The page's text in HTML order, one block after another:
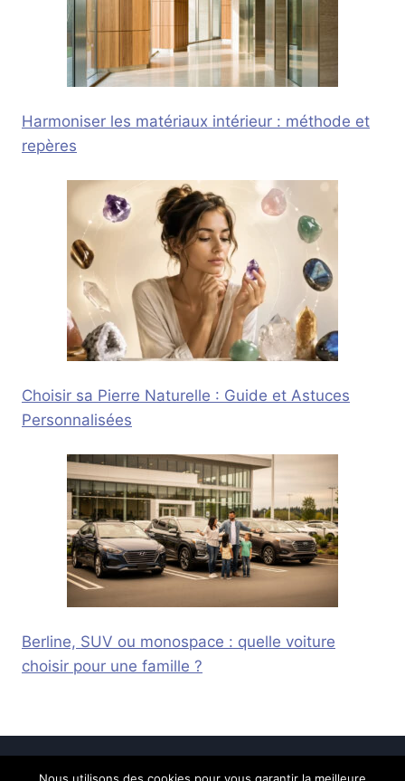
Harmoniser les matériaux intérieur : méthode et
repères
Choisir sa Pierre Naturelle : Guide et Astuces
Personnalisées
Berline, SUV ou monospace : quelle voiture
choisir pour une famille ?